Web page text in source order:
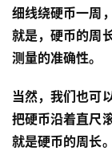
细线绕硬币一周
就是，硬币的周
测量的准确性。
当然，我们也可
把硬币沿着直尺
就是硬币的周长